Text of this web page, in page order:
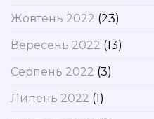
Жовтень 2022 (23)
Вересень 2022 (13)
Серпень 2022 (3)
Липень 2022 (1)